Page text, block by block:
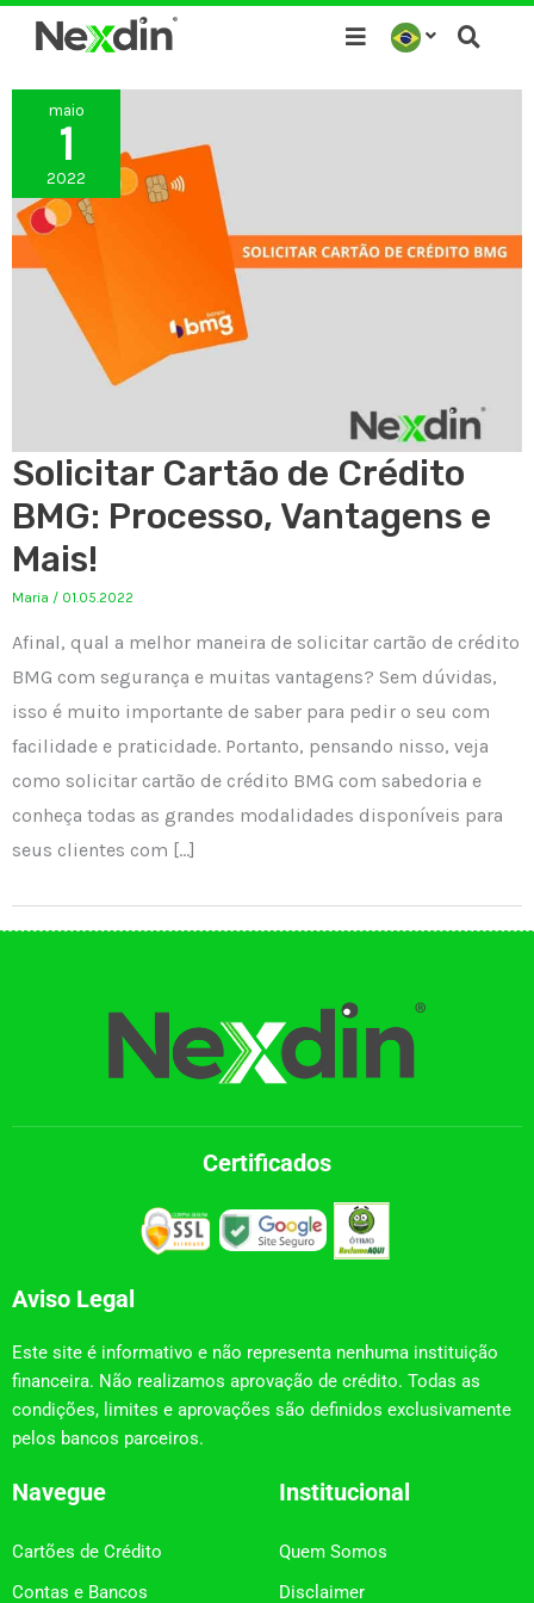
para
conteúdo
maio
1
2022
Solicitar Cartão de Crédito
BMG: Processo, Vantagens e
Mais!
Maria / 01.05.2022
Afinal, qual a melhor maneira de solicitar cartão de crédito
BMG com segurança e muitas vantagens? Sem dúvidas,
isso é muito importante de saber para pedir o seu com
facilidade e praticidade. Portanto, pensando nisso, veja
como solicitar cartão de crédito BMG com sabedoria e
conheça todas as grandes modalidades disponíveis para
seus clientes com […]
Certificados
Aviso Legal
Este site é informativo e não representa nenhuma instituição
financeira. Não realizamos aprovação de crédito. Todas as
condições, limites e aprovações são definidos exclusivamente
pelos bancos parceiros.
Navegue
Cartões de Crédito
Contas e Bancos
Institucional
Quem Somos
Disclaimer